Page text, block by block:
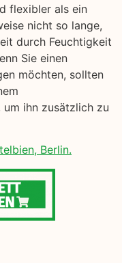
flexibler als ein
nicht so lange,
durch Feuchtigkeit
Sie einen
möchten, sollten
ihn zusätzlich zu
Berlin.